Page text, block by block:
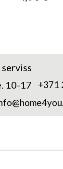
10-17
+371